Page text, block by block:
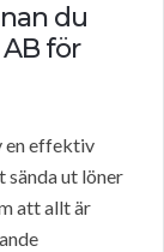
du
för
en effektiv
sända ut löner
att allt är